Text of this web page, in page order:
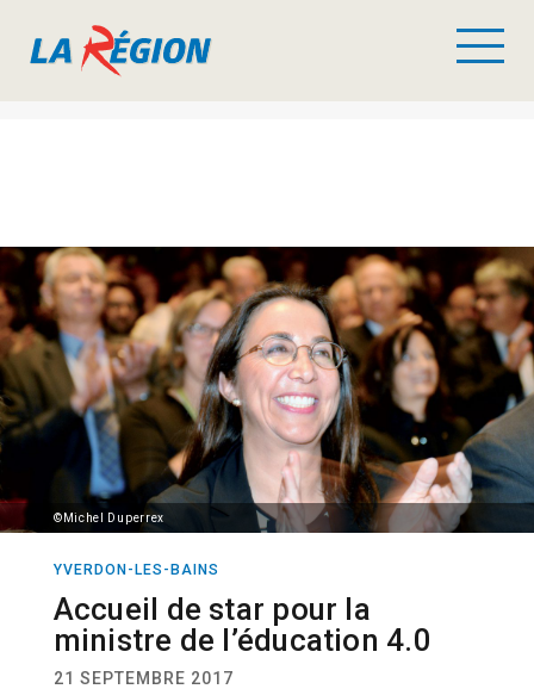
©Michel Duperrex
YVERDON-LES-BAINS
Accueil de star pour la
ministre de l’éducation 4.0
21 SEPTEMBRE 2017